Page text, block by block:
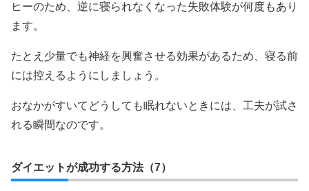
ヒーのため、逆に寝られなくなった失敗体験が何度もあり
ます。
たとえ少量でも神経を興奮させる効果があるため、寝る前
には控えるようにしましょう。
おなかがすいてどうしても眠れないときには、工夫が試さ
れる瞬間なのです。
ダイエットが成功する方法（7）